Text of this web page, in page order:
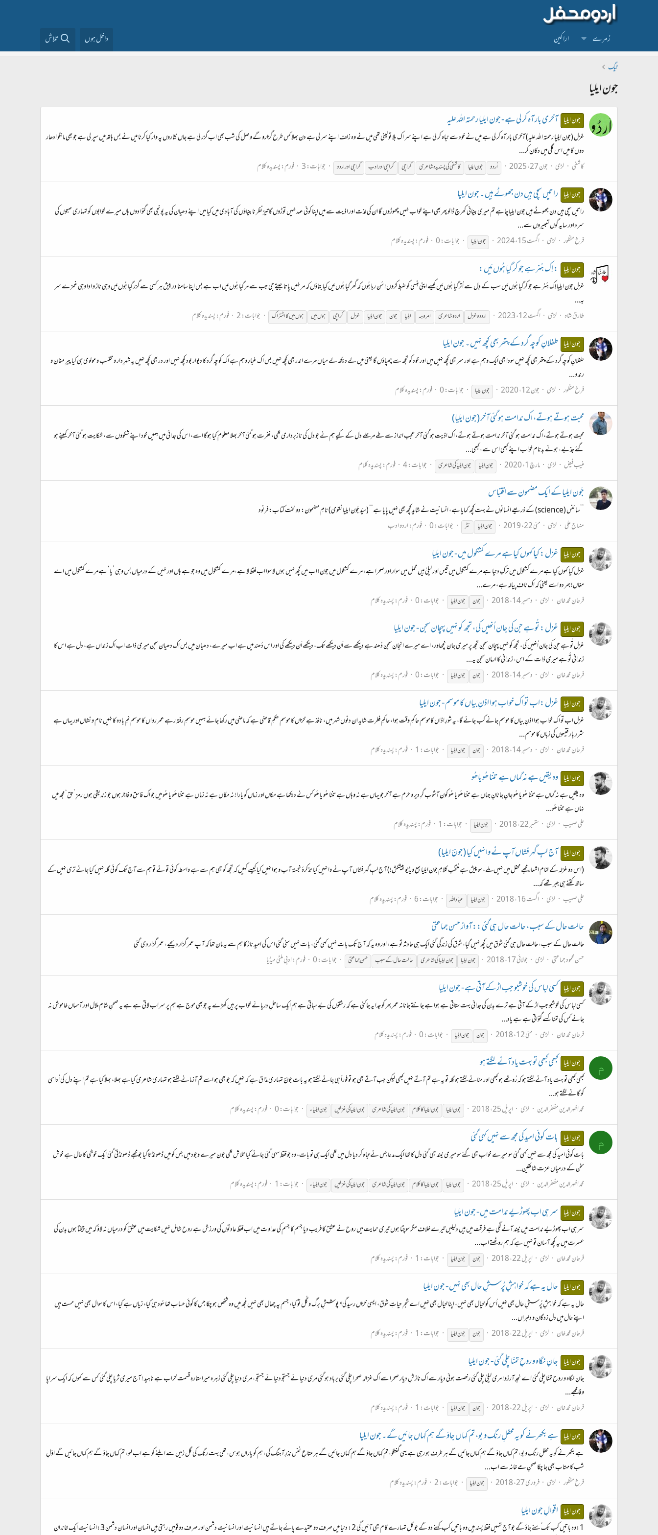
زمرے اراکین داخل ہوں تلاش
ٹیگ
جون ایلیا
جون ایلیا آخری بار آہ کر لی ہے - جون ایلیا رحمتہ اللہ علیہ
غزل (جون ایلیا رحمتہ اللہ علیہ) آخری بار آہ کر لی ہے میں نے خود سے نباہ کر لی ہے اپنے سر اک بلا تو لینی تھی میں نے وہ زلف اپنے سر لی ہے دن بھلا کس طرح گزارو گے وصل کی شب بھی اب گزر لی ہے جاں نثاروں پہ وار کیا کرنا میں نے بس ہاتھ میں سپر لی ہے جو بھی مانگو ادھار
دوں گا میں اس گلی میں دکان کر...
کاشفی
لڑی جون 27، 2025 اُردو جونایلیا کاشفی کی پسندیدہ شاعری کراچی کراچی اور ادب کراچی اور اردو جوابات: 3 فورم:پسندیدہ کلام
جون ایلیا راتیں سچی ہیں دن جھوٹے ہیں ۔ جون ایلیا
راتیں سچی ہیں دن جھوٹے ہیں جون ایلیا چاہے تم میری بینائی کھرچ ڈالو پھر بھی اپنے خواب نہیں چھوڑوں گا ان کی لذت اور اذیت سے میں اپنا کوئی عہد نہیں توڑوں گا تیز نظر نا بیناؤں کی آبادی میں کیا میں اپنے دھیان کی یہ پونجی بھی گنوا دوں ہاں میرے خوابوں کو تمہاری صبحوں کی
سرد اور سایہ گوں تعبیروں سے...
فرخ منظور لڑی اگست 15، 2024 جونایلیا جوابات: 0 فورم:پسندیدہ کلام
جون ایلیا : اِک ہُنر ہے جو کر گیا ہُوں مَیں :
غزل جون ایلیا اِک ہُنر ہے جو کر گیا ہُوں مَیں سب کے دِل سے اُتر گیا ہُوں مَیں کیسے اپنی ہنسی کو ضبط کرُوں! سُن رہا ہُوں کہ گھر گیا ہُوں مَیں کیا بتاؤں کہ مر نہیں پاتا جیتے جی جب سے مر گیا ہُوں مَیں اب ہے بس اپنا سامنا در پیش ہر کسی سے گزر گیا ہُوں مَیں وہی ناز و ادا وہی غمزے سر
بہ...
طارق شاہ
لڑی اگست 12، 2023 ارددو غزل اردو شاعری امروہہ ایلیا جون جونایلیا غزل کراچی ہوں مَیں ہوں میں کا اشتراک جوابات: 2 فورم:پسندیدہ کلام
جون ایلیا طفلانِ کوچہ گرد کے پتھر بھی کچھ نہیں ۔ جون ایلیا
طفلانِ کوچہ گرد کے پتھر بھی کچھ نہیں سودا بھی ایک وہم ہے اور سر بھی کچھ نہیں میں اور خود کو تجھ سے چھپاؤں گا یعنی میں لے دیکھ لے میاں مرے اندر بھی کچھ نہیں بس اک غبارِ وہم ہے اک کوچہ گرد کا دیوار بود کچھ نہیں اور در بھی کچھ نہیں یہ شہرِ دار و محتسب و مولوی ہی کیا پیرِ مغان و
رند و...
فرخ منظور لڑی جون 12، 2020 جونایلیا جوابات: 0 فورم:پسندیدہ کلام
محبت ہوتے ہوتے، اک ندامت ہو گئی آخر (جون ایلیا)
محبت ہوتے ہوتے، اک ندامت ہو گئی آخر ندامت ہوتے ہوتے، اک اذیت ہو گئی آخر عجب انداز سے طے مرحلے دل کے کیے ہم نے جو دل کی نازبرداری تھی، نفرت ہو گئی آخر بھلا معلوم کیا ہوگا اسے، اس کی جدائی میں ہمیں خود اپنے شکووں سے، شکایت ہو گئی آخر کمینے ہو
گئے جذبے، ہوئے بدنام خواب اپنے کبھی اس سے، کبھی...
منیب فیض
لڑی مارچ 1، 2020 جونایلیا جونایلیاکی شاعری جوابات: 4 فورم:پسندیدہ کلام
جَون ایلیا کے ایک مضمون سے اقتباس
’’سائنس (science) کے ذریعے انسانوں نے بہت کچھ کمایا ہے، انسانیت نے شاید کچھ بھی نہیں پایا ہے‘‘ (سیِّد جَون ایلیا نقوی) نامِ مضمون: دو لخت کتاب: فرنود
منہاج علی لڑی مئی 22، 2019 جونایلیا نثر جوابات: 0 فورم:اردو ادب
جون ایلیا غزل : کیا کہوں کیا ہے مرے کشکول میں - جون ایلیا
غزل کیا کہوں کیا ہے مرے کشکول میں ترکِ دنیا ہے مرے کشکول میں قیس اور لیلیٰ ہیں محمل میں سوار اور صحرا ہے، مرے کشکول میں جون! اب میں کچھ نہیں ہوں لا سوا اب فقط لا ہے،مرے کشکول میں وہ جو ہے ہاں اور نہیں کے درمیاں بس وہی ’یا‘ ہےمرے کشکول میں اے
مغاں! بھر دو اسے یعنی کہ اک ناف پیالہ ہے، مرے...
فرحان محمد خان
لڑی دسمبر 14، 2018 جون جونایلیا جوابات: 0 فورم:پسندیدہ کلام
جون ایلیا غزل : تُو ہے جن کی جان اُنھیں کی، تجھ کو نہیں پہچان سجن - جون ایلیا
غزل تُو ہے جن کی جان اُنھیں کی، تجھ کو نہیں پہچان سجن تجھ پر میری جان نچھاور، اے میرے انجان سجن دُھند ہے دیکھے سے اَن دیکھے تک، دیکھے اَن دیکھے کی اور اس دُھند میں ہے اب میرے، دھیان میں بس اک دھیان سجن میری ذات اب اک زنداں ہے، دل ہے اس کا
زندانی تُو ہے میری ذات کے اس، زندانی کا ارمان سجن یہ...
فرحان محمد خان
لڑی دسمبر 14، 2018 جون جونایلیا جوابات: 0 فورم:پسندیدہ کلام
جون ایلیا غزل :اب تو اک خواب ہوا اذنِ بیاں کا موسم - جون ایلیا
غزل اب تو اک خواب ہوا اذنِ بیاں کا موسم جانے کب جائے گا، یہ شورِ اذاں کاموسم حاکمِ وقت ہوا، حاکمِ فطرت شاید ان دنوں شہر میں، نافذ ہے خزاں کا موسم حکمِ قاضی ہے کہ ماضی میں رکھا جائے ہمیں موسمِ رفتہ رہے عمر رواں کا موسم نمِ بادہ کا نہیں نام و نشاں اور یہاں ہے
شرر بار فقیہوں کی زباں کا موسم...
فرحان محمد خان
لڑی دسمبر 14، 2018 جون جونایلیا جوابات: 1 فورم:پسندیدہ کلام
جون ایلیا وہ یقیں ہے نہ گماں ہے تننا ھُو یاھُو
وہ یقیں ہے نہ گماں ہے تننا ھُو یا ھُو جانِ جانانِ جہاں ہے تننا ھُو یا ھُو کون آشوب گرِ دیر و حرم ہے آخر جو یہاں ہے نہ وہاں ہے تننا ھُو یا ھُو کس نے دیکھا ہے مکاں اور زماں کو یارا! نہ مکاں ہے نہ زماں ہے تننا ھُو یا ھُو میں جو اک فاسق و فاجر ہوں جو زندیقی ہوں رمزِ ’حق‘ مجھ میں
نہاں ہے تننا ھُو...
علی صہیب
لڑی ستمبر 22، 2018 جونایلیا جوابات: 1 فورم:پسندیدہ کلام
جون ایلیا آج لبِ گہر فشاں آپ نے وا نہیں کیا (جونؔ ایلیا)
(اس دو غزلہ کے تمام اشعار مجھے محفل میں نہیں ملے، سو پیش ہے منتخب کلامِ جون ایلیا بمع ویڈیو پیشکش!) آج لبِ گہر فشاں آپ نے وا نہیں کیا تذکرۂ خجستۂ آب و ہوا نہیں کیا کیسے کہیں کہ تجھ کو بھی ہم سے ہے واسطہ کوئی تو نے تو ہم سے آج تک کوئی گلہ نہیں کیا جانے تری نہیں کے
ساتھ کتنے ہی جبر تھے کہ...
علی صہیب
لڑی اگست 16، 2018 جونایلیا عباد اللہ جوابات: 6 فورم:پسندیدہ کلام
حالت حال کے سبب، حالت حال ہی گئی :: آواز حسن جماعتی
حالت حال کے سبب، حالت حال ہی گئی شوق میں کچھ نہیں گیا، شوق کی زندگی گئی ایک ہی حادثہ تو ہے، اور وہ یہ کہ آج تک بات نہیں کہی گئی، بات نہیں سنی گئی اس کی امید ناز کا ہم سے یہ مان تھا کہ آپ عمر گزار دیجیے، عمر گزار دی گئی
حسن محمود جماعتی
لڑی جولائی 17، 2018 جونایلیا جونایلیاکی شاعری حالت حال کے سبب حسن جماعتی جوابات: 0 فورم:ادبی ملٹی میڈیا
جون ایلیا کسی لباس کی خوشبو جب اڑ کے آتی ہے - جون ایلیا
کسی لباس کی خوشبو جب اڑ کے آتی ہے ترے بدن کی جدائی بہت ستاتی ہے ہوا ہے جانتے جانانہ عمر بھر کو جدا یہ جاکنی ہے کہ رشتوں کی بے سباتی ہے ہم ایک ساحلِ دریائے خواب پر ہیں کھڑے پہ جو بھی موج ہے ہم پر سراب لاتی ہے ہے یہ صحنِ شامِ ملال اور آسماں خاموش نہ
جانے کس کی تمنا کسے گنواتی ہے ہے یاد...
فرحان محمد خان
لڑی مئی 12، 2018 جون جونایلیا جوابات: 0 فورم:پسندیدہ کلام
م جون ایلیا کبھی کبھی تو بہت یاد آنے لگتے ہو
کبھی کبھی تو بہت یاد آنے لگتے ہو کہ رُوٹھے ہو کبھی اور منانے لگتے ہو گِلہ تو یہ ہے تم آتے نہیں کبھی لیکن جب آتے بھی ہو تو فوراً ہی جانے لگتے ہو یہ بات جونؔ تمہاری مذاق ہے کہ نہیں کہ جو بھی ہو اسے تم آزمانے لگتے ہو تمہاری شاعری کیا ہے بھلا، بھلا کیا ہے تم اپنے دل کی اُداسی
کو گانے لگتے ہو...
محمد اظہرالدین مظفرالدین
لڑی اپریل 25، 2018 جونایلیا جونایلیاکا کلام جونایلیاکی شاعری جونایلیاکی غزلیں جونایلیاء جوابات: 0 فورم:پسندیدہ کلام
م جون ایلیا بات کوئی امید کی مجھ سے نہیں کہی گئی
بات کوئی امید کی مجھ سے نہیں کہی گئی سو میرے خواب بھی گئے سو میری نیند بھی گئی دل کا تھا ایک مدعا جس نے تباہ کر دیا دل میں تھی ایک ہی تو بات، وہ جو فقط سہی گئی جانے کیا تلاش تھی جون میرے وجود میں جس کو میں ڈھونڈتا گیا جو مجھے ڈھونڈتی گئی ایک خوشی کا حال ہے خوش
سخن کے درمیاں عزت شائقین...
محمد اظہرالدین مظفرالدین
لڑی اپریل 25، 2018 جونایلیا جونایلیاکا کلام جونایلیاکی شاعری جونایلیاکی غزلیں جونایلیاء جوابات: 1 فورم:پسندیدہ کلام
جون ایلیا سر ہی اب پھوڑیے ندامت میں - جون ایلیا
سر ہی اب پھوڑیے ندامت میں نیند آنے لگی ہے فرقت میں ہیں دلیلیں تیرے خلاف مگر سوچتا ہوں تیری حمایت میں روح نے عشق کا فریب دیا جسم کا جسم کی عداوت میں اب فقط عادتوں کی ورزش ہے روح شامل نہیں شکایت میں عشق کو درمیاں نہ لاؤ کہ میں چیختا ہوں بدن کی
عسرت میں یہ کچھ آسان تو نہیں ہے کہ ہم روٹھتے اب...
فرحان محمد خان
لڑی اپریل 22، 2018 جون جونایلیا جوابات: 1 فورم:پسندیدہ کلام
جون ایلیا حال یہ ہے کہ خواہشِ پُرسشِ حال بھی نہیں - جون ایلیا
حال یہ ہے کہ خواہشِ پُرسشِ حال بھی نہیں اُس کو خیال بھی نہیں، اپنا خیال بھی نہیں اے شجرِ حیاتِ شوق، ایسی خزاں رسیدگی؟ پوششِ برگ و گُل تو کیا، جسم پہ چھال بھی نہیں مُجھ میں وہ شخص ہو چکا جس کا کوئی حساب تھا سُود ہی کیا، زیاں ہے کیا، اس کا سوال بھی نہیں مست ہیں
اپنے حال میں دل زدگان و دلبراں...
فرحان محمد خان
لڑی اپریل 22، 2018 جون جونایلیا جوابات: 1 فورم:پسندیدہ کلام
جون ایلیا جانِ نگاہ و روحِ تمنّا چلی گئی - جون ایلیا
جانِ نگاہ و روحِ تمنّا چلی گئی اے نجدِ آرزو! مری لیلیٰ چلی گئی رخصت ہوئی دیار سے اک نازشِ دیار صحرا سے اک غزالہِ صحرا چلی گئی برباد ہو گئی مری دنیا ئے جستجو دنیا ئے جستجو ، مری دنیا چلی گئی زہرہ میرا ستارہِ قسمت خراب ہے ناہید ! آج میری ثریا چلی گئی کس سے کہوں کہ ایک سراپا
وفا مجھے...
فرحان محمد خان
لڑی اپریل 22، 2018 جون جونایلیا جوابات: 1 فورم:پسندیدہ کلام
جون ایلیا ہے بکھرنے کو یہ محفلِ رنگ و بو، تم کہاں جاؤ گے ہم کہاں جائیں گے ۔ جون ایلیا
ہے بکھرنے کو یہ محفلِ رنگ و بو، تم کہاں جاؤ گے ہم کہاں جائیں گے ہر طرف ہو رہی ہے یہی گفتگو، تم کہاں جاؤ گے ہم کہاں جائیں گے ہر متاعِ نفس نذرِ آہنگ کی، ہم کو یاراں ہوس، تھی بہت رنگ کی گل زمیں سے ابلنے کو ہے اب لہو، تم کہاں جاؤ گے ہم کہاں جائیں گے اوّلِ
شب کا مہتاب بھی جا چکا صحنِ مے خانہ سے اب...
فرخ منظور لڑی فروری 27، 2018 جونایلیا جوابات: 2 فورم:پسندیدہ کلام
جون ایلیا اقوالِ جون ایلیا
1:وہ باتیں کب تک ُسنے جاؤ گے جو آج تمہیں فقط پسند ہیں وہ باتیں کب کہنے دو گے جو کل تمہارے کام بھی آئیں گی 2: دنیا میں صرف دو عقیدے پائے جاتے ہیں انسانیت اور انسانیت دشمن اور صرف دو قومیں رہتی ہیں انسان اور انسان دشمن 3:انسانیت ایک خاندان